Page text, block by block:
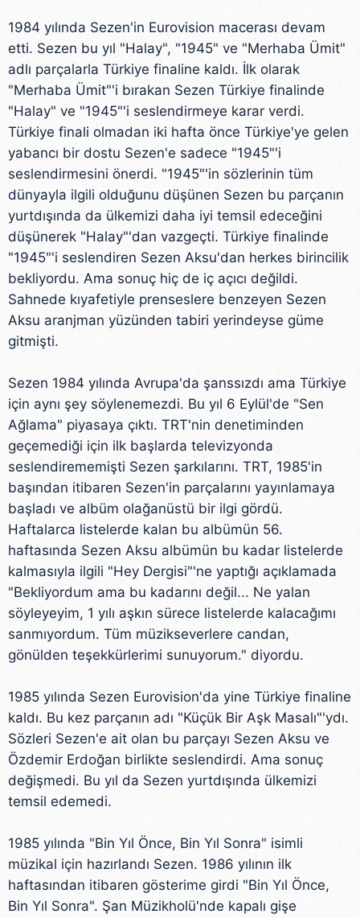
1984 yılında Sezen'in Eurovision macerası devam
etti. Sezen bu yıl "Halay", "1945" ve "Merhaba Ümit"
adlı parçalarla Türkiye finaline kaldı. İlk olarak
"Merhaba Ümit"'i bırakan Sezen Türkiye finalinde
"Halay" ve "1945"'i seslendirmeye karar verdi.
Türkiye finali olmadan iki hafta önce Türkiye'ye gelen
yabancı bir dostu Sezen'e sadece "1945"'i
seslendirmesini önerdi. "1945"'in sözlerinin tüm
dünyayla ilgili olduğunu düşünen Sezen bu parçanın
yurtdışında da ülkemizi daha iyi temsil edeceğini
düşünerek "Halay"'dan vazgeçti. Türkiye finalinde
"1945"'i seslendiren Sezen Aksu'dan herkes birincilik
bekliyordu. Ama sonuç hiç de iç açıcı değildi.
Sahnede kıyafetiyle prenseslere benzeyen Sezen
Aksu aranjman yüzünden tabiri yerindeyse güme
gitmişti.
Sezen 1984 yılında Avrupa'da şanssızdı ama Türkiye
için aynı şey söylenemezdi. Bu yıl 6 Eylül'de "Sen
Ağlama" piyasaya çıktı. TRT'nin denetiminden
geçemediği için ilk başlarda televizyonda
seslendirememişti Sezen şarkılarını. TRT, 1985'in
başından itibaren Sezen'in parçalarını yayınlamaya
başladı ve albüm olağanüstü bir ilgi gördü.
Haftalarca listelerde kalan bu albümün 56.
haftasında Sezen Aksu albümün bu kadar listelerde
kalmasıyla ilgili "Hey Dergisi"'ne yaptığı açıklamada
"Bekliyordum ama bu kadarını değil... Ne yalan
söyleyeyim, 1 yılı aşkın sürece listelerde kalacağımı
sanmıyordum. Tüm müzikseverlere candan,
gönülden teşekkürlerimi sunuyorum." diyordu.
1985 yılında Sezen Eurovision'da yine Türkiye finaline
kaldı. Bu kez parçanın adı "Küçük Bir Aşk Masalı"'ydı.
Sözleri Sezen'e ait olan bu parçayı Sezen Aksu ve
Özdemir Erdoğan birlikte seslendirdi. Ama sonuç
değişmedi. Bu yıl da Sezen yurtdışında ülkemizi
temsil edemedi.
1985 yılında "Bin Yıl Önce, Bin Yıl Sonra" isimli
müzikal için hazırlandı Sezen. 1986 yılının ilk
haftasından itibaren gösterime girdi "Bin Yıl Önce,
Bin Yıl Sonra". Şan Müzikholü'nde kapalı gişe